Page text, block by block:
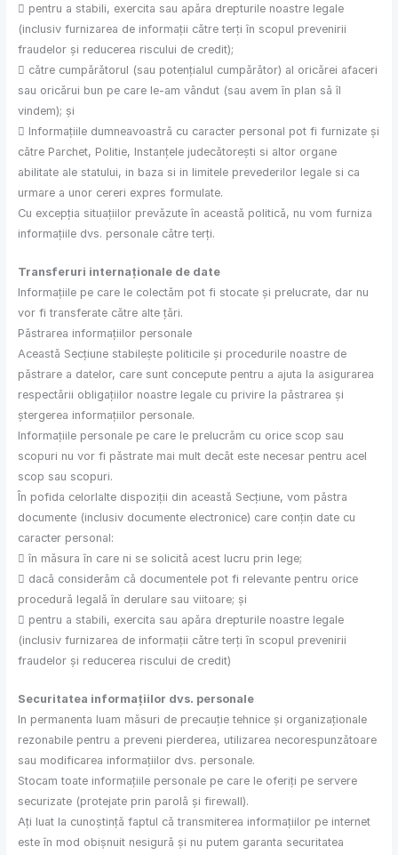
 pentru a stabili, exercita sau apăra drepturile noastre legale
(inclusiv furnizarea de informații către terți în scopul prevenirii
fraudelor și reducerea riscului de credit);
 către cumpărătorul (sau potențialul cumpărător) al oricărei afaceri
sau oricărui bun pe care le-am vândut (sau avem în plan să îl
vindem); și
 Informațiile dumneavoastră cu caracter personal pot fi furnizate și
către Parchet, Politie, Instanțele judecătorești si altor organe
abilitate ale statului, in baza si in limitele prevederilor legale si ca
urmare a unor cereri expres formulate.
Cu excepția situațiilor prevăzute în această politică, nu vom furniza
informațiile dvs. personale către terți.
Transferuri internaționale de date
Informațiile pe care le colectăm pot fi stocate și prelucrate, dar nu
vor fi transferate către alte țări.
Păstrarea informațiilor personale
Această Secțiune stabilește politicile și procedurile noastre de
păstrare a datelor, care sunt concepute pentru a ajuta la asigurarea
respectării obligațiilor noastre legale cu privire la păstrarea și
ștergerea informațiilor personale.
Informațiile personale pe care le prelucrăm cu orice scop sau
scopuri nu vor fi păstrate mai mult decât este necesar pentru acel
scop sau scopuri.
În pofida celorlalte dispoziții din această Secțiune, vom păstra
documente (inclusiv documente electronice) care conțin date cu
caracter personal:
 în măsura în care ni se solicită acest lucru prin lege;
 dacă considerăm că documentele pot fi relevante pentru orice
procedură legală în derulare sau viitoare; și
 pentru a stabili, exercita sau apăra drepturile noastre legale
(inclusiv furnizarea de informații către terți în scopul prevenirii
fraudelor și reducerea riscului de credit)
Securitatea informațiilor dvs. personale
In permanenta luam măsuri de precauție tehnice și organizaționale
rezonabile pentru a preveni pierderea, utilizarea necorespunzătoare
sau modificarea informațiilor dvs. personale.
Stocam toate informațiile personale pe care le oferiți pe servere
securizate (protejate prin parolă și firewall).
Ați luat la cunoștință faptul că transmiterea informațiilor pe internet
este în mod obișnuit nesigură și nu putem garanta securitatea